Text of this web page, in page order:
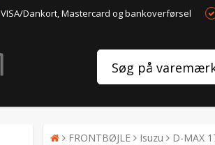
VISA/Dankort, Mastercard og bankoverførsel
FRONTBØJLE Isuzu D-MAX